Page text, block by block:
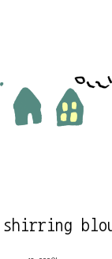
shirring